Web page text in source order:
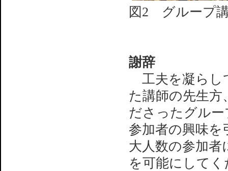
図2 グループ
謝辞
工夫を凝らし
た講師の先生方
ださったグル
参加者の興味を
大人数の参加者
を可能にして